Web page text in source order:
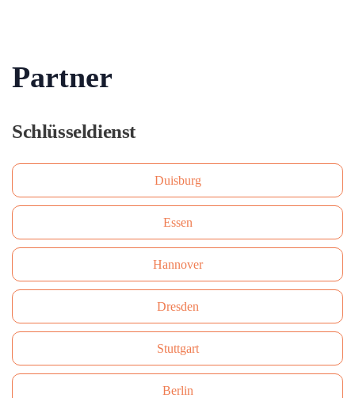
Partner
Schlüsseldienst
Duisburg
Essen
Hannover
Dresden
Stuttgart
Berlin